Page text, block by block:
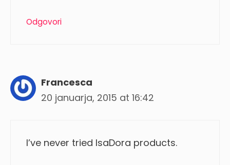
Odgovori
Francesca
20 januarja, 2015 at 16:42
I’ve never tried IsaDora products.